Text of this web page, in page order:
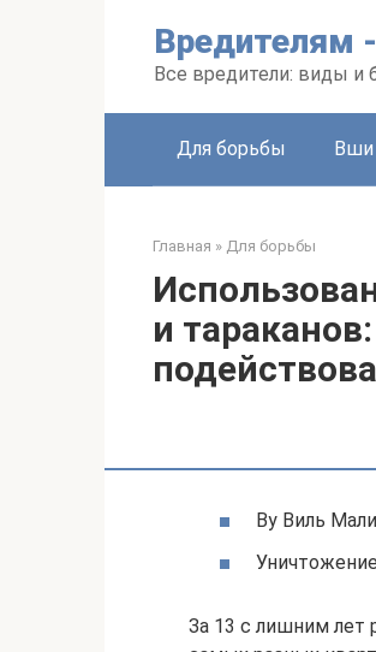
Вредителям
Все вредители: виды и
Для борьбы Вши
Главная » Для борьбы
и
By Виль
За 13 с лишним лет